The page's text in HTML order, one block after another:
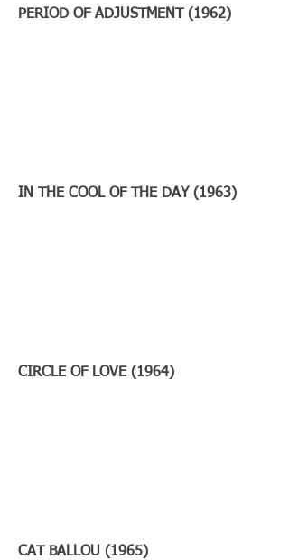
PERIOD OF ADJUSTMENT (1962)
IN THE COOL OF THE DAY (1963)
CIRCLE OF LOVE (1964)
CAT BALLOU (1965)